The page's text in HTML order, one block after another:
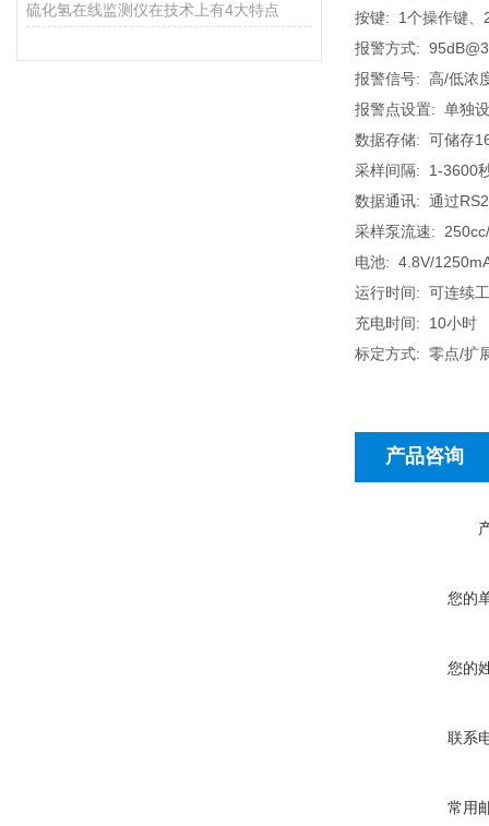
硫化氢在线监测仪在技术上有4大特点
按键: 1个操作键、
报警方式:
报警信号: 高/低浓
报警点设置: 单独
数据存储: 可储存
采样间隔: 1-3600
数据通讯: 通过
采样泵流速:
电池: 4.8V/
运行时间: 可连续
充电时间: 10小时
标定方式: 零点/扩
产品咨询
您的
您的
联系
常用